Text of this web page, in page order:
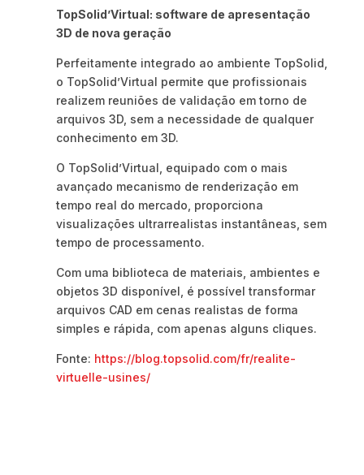
TopSolid’Virtual: software de apresentação
3D de nova geração
Perfeitamente integrado ao ambiente TopSolid,
o TopSolid’Virtual permite que profissionais
realizem reuniões de validação em torno de
arquivos 3D, sem a necessidade de qualquer
conhecimento em 3D.
O TopSolid’Virtual, equipado com o mais
avançado mecanismo de renderização em
tempo real do mercado, proporciona
visualizações ultrarrealistas instantâneas, sem
tempo de processamento.
Com uma biblioteca de materiais, ambientes e
objetos 3D disponível, é possível transformar
arquivos CAD em cenas realistas de forma
simples e rápida, com apenas alguns cliques.
Fonte: https://blog.topsolid.com/fr/realite-
virtuelle-usines/